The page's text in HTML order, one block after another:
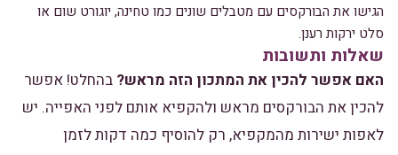
הגישו את הבורקסים עם מטבלים שונים כמו טחינה, יוגורט שום או
סלט ירקות רענן.
שאלות ותשובות
האם אפשר להכין את המתכון הזה מראש? בהחלט! אפשר
להכין את הבורקסים מראש ולהקפיא אותם לפני האפייה. יש
לאפות ישירות מהמקפיא, רק להוסיף כמה דקות לזמן